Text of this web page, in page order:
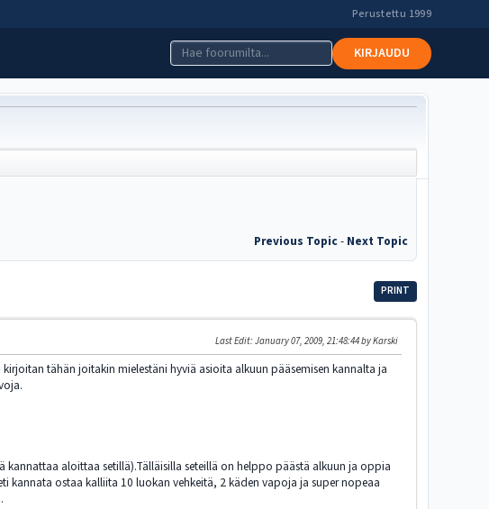
Perustettu 1999
KIRJAUDU
Previous Topic- Next Topic
PRINT
Last Edit: January 07, 2009, 21:48:44 by Karski
tähän joitakin mielestäni hyviä asioita alkuun pääsemisen kannalta ja
kannattaa aloittaa setillä).Tälläisilla seteillä on helppo päästä alkuun ja oppia
kannata ostaa kalliita 10 luokan vehkeitä, 2 käden vapoja ja super nopeaa